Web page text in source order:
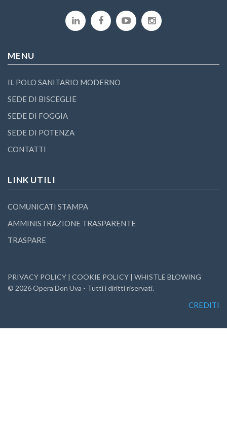
MENU
IL POLO SANITARIO MODERNO
SEDE DI BISCEGLIE
SEDE DI FOGGIA
SEDE DI POTENZA
CONTATTI
LINK UTILI
COMUNICATI STAMPA
AMMINISTRAZIONE TRASPARENTE
TRASPARE
PRIVACY POLICY | COOKIE POLICY | WHISTLE BLOWING
© 2026Opera Don Uva - Tutti i diritti riservati.
CREDITI